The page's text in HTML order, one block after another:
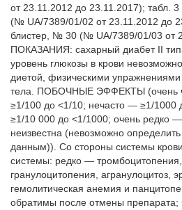
от 23.11.2012 до 23.11.2017); табл.
(№ UA/7389/01/02 от 23.11.2012 до
блистер, № 30 (№ UA/7389/01/03 от
ПОКАЗАНИЯ: сахарный диабет II
уровень глюкозы в крови
диетой, физическими
тела. ПОБОЧНЫЕ ЭФФЕКТЫ (очень
≥1/100 до <1/10; нечасто — ≥1/1000
≥1/10 000 до <1/1000; очень редко
неизвестна (невозможно
данным)). Со стороны системы
системы: редко — тромбоцитопения,
гранулоцитопения, агранулоцитоз,
гемолитическая анемия и
обратимы после отмены препарата;